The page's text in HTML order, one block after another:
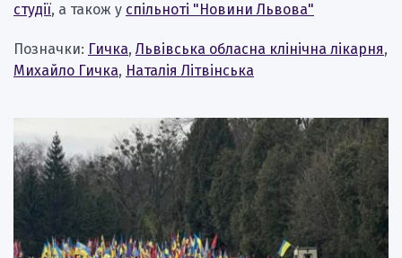
студії, а також у спільноті "Новини Львова"
Позначки: Гичка, Львівська обласна клінічна лікарня,
Михайло Гичка, Наталія Літвінська